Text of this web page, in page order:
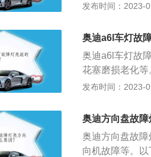
转向助力系统
向助力系统故
车，尽快到专
发布时间：2023-
奥迪a6l车灯故
奥迪a6l车灯故
花塞磨损老化
进入中国市场
品。2、其他：
引擎类型为
h。座位材质为
发布时间：2023-
奥迪方向盘故
奥迪方向盘故
向机故障等。